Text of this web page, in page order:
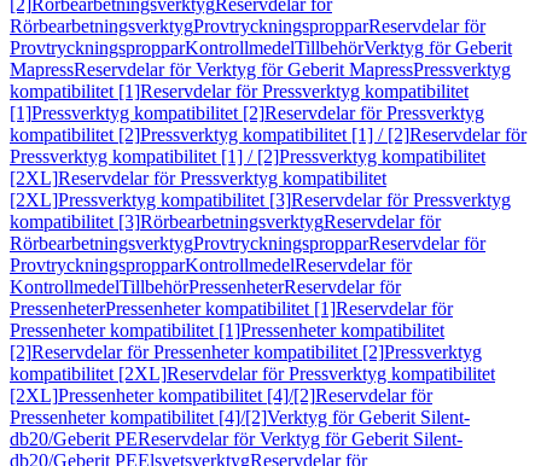
[2]RörbearbetningsverktygReservdelar för
RörbearbetningsverktygProvtryckningspropparReservdelar för
ProvtryckningspropparKontrollmedelTillbehörVerktyg för Geberit
MapressReservdelar för Verktyg för Geberit MapressPressverktyg
kompatibilitet [1]Reservdelar för Pressverktyg kompatibilitet
[1]Pressverktyg kompatibilitet [2]Reservdelar för Pressverktyg
kompatibilitet [2]Pressverktyg kompatibilitet [1] / [2]Reservdelar för
Pressverktyg kompatibilitet [1] / [2]Pressverktyg kompatibilitet
[2XL]Reservdelar för Pressverktyg kompatibilitet
[2XL]Pressverktyg kompatibilitet [3]Reservdelar för Pressverktyg
kompatibilitet [3]RörbearbetningsverktygReservdelar för
RörbearbetningsverktygProvtryckningspropparReservdelar för
ProvtryckningspropparKontrollmedelReservdelar för
KontrollmedelTillbehörPressenheterReservdelar för
PressenheterPressenheter kompatibilitet [1]Reservdelar för
Pressenheter kompatibilitet [1]Pressenheter kompatibilitet
[2]Reservdelar för Pressenheter kompatibilitet [2]Pressverktyg
kompatibilitet [2XL]Reservdelar för Pressverktyg kompatibilitet
[2XL]Pressenheter kompatibilitet [4]/[2]Reservdelar för
Pressenheter kompatibilitet [4]/[2]Verktyg för Geberit Silent-
db20/Geberit PEReservdelar för Verktyg för Geberit Silent-
db20/Geberit PEElsvetsverktygReservdelar för